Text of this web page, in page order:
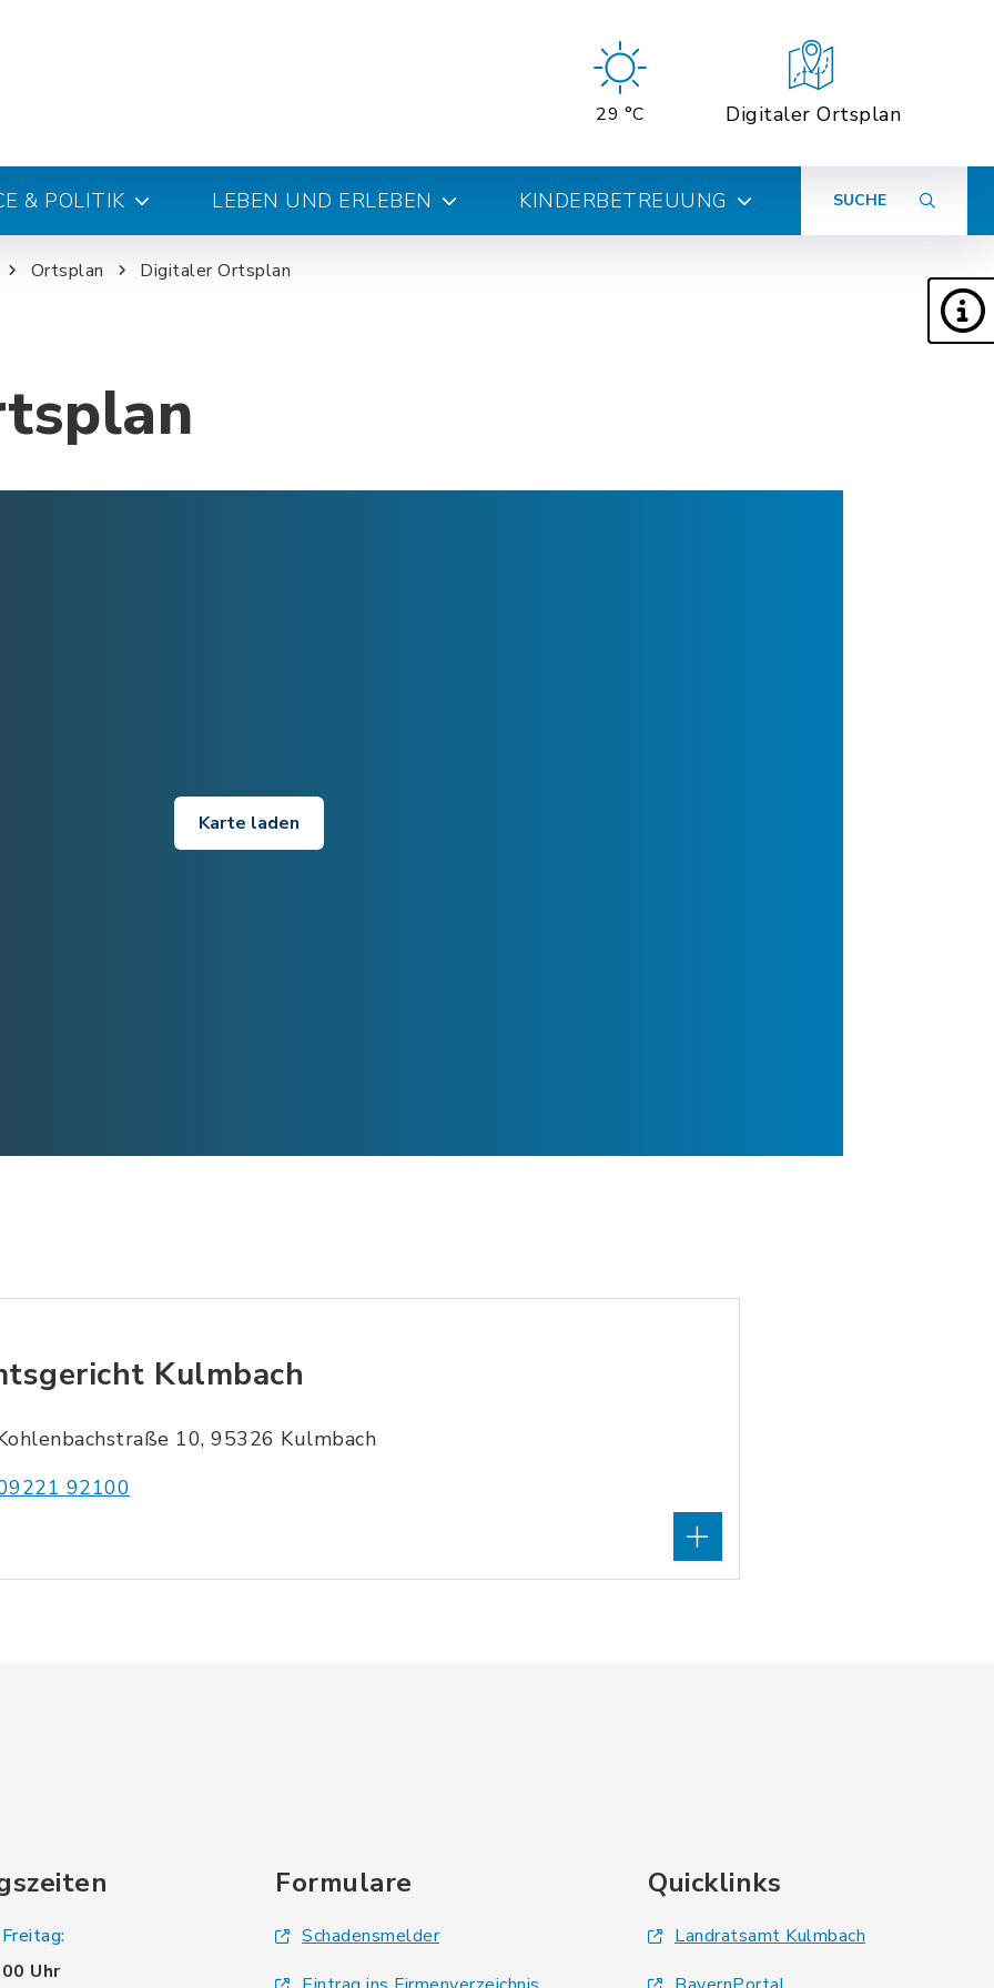
29 °C Digitaler Ortsplan
& POLITIK LEBEN UND ERLEBEN KINDERBETREUUNG SUCHE
Ortsplan Digitaler Ortsplan
Karte laden
Kulmbach
10, 95326 Kulmbach
92100
Uhr
Formulare
Schadensmelder
Quicklinks
Landratsamt Kulmbach